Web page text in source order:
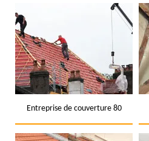
Entreprise de couverture 80